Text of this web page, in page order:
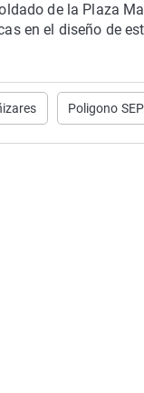
de la Plaza
en el diseño de
Poligono